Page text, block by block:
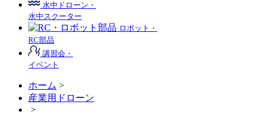
水中ドローン・
水中スクーター
ロボット・
RC部品
講習会・
イベント
ホーム >
産業用ドローン
>